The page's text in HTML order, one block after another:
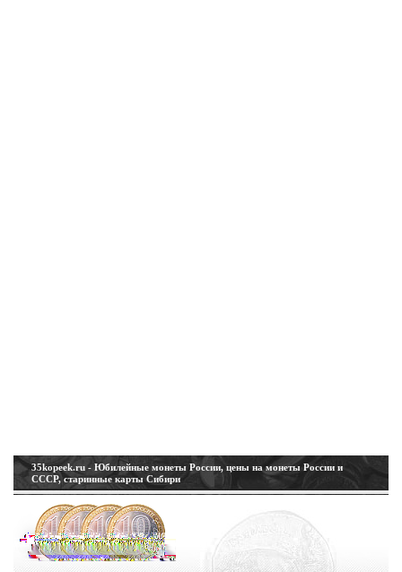
35kopeek.ru - Юбилейные монеты России, цены на монеты России и
СССР, старинные карты Сибири